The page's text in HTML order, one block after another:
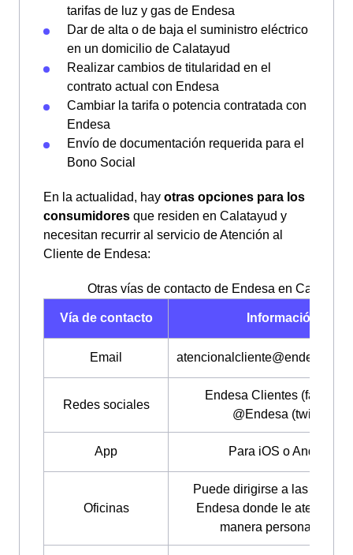
tarifas de luz y gas de Endesa
Dar de alta o de baja el suministro eléctrico
en un domicilio de Calatayud
Realizar cambios de titularidad en el
contrato actual con Endesa
Cambiar la tarifa o potencia contratada con
Endesa
Envío de documentación requerida para el
Bono Social
En la actualidad, hay otras opciones para los
consumidores que residen en Calatayud y
necesitan recurrir al servicio de Atención al
Cliente de Endesa:
Otras vías de contacto de Endesa en Calatayud
Vía de contacto Información
Email
Redes sociales
Endesa Clientes
@Endesa (twitter)
App Para iOS o Android
Oficinas
Puede dirigirse a las
Endesa donde le
manera personalizada